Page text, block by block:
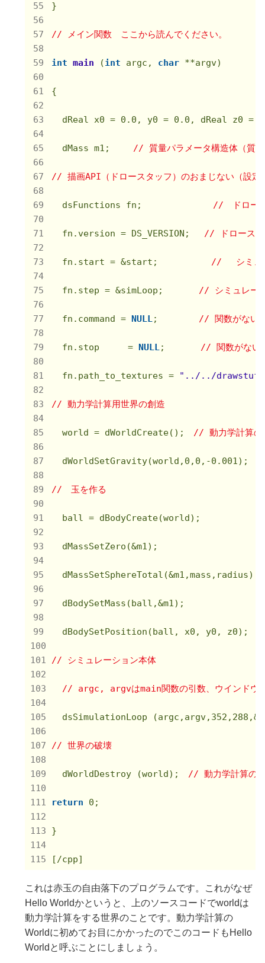
}
// メイン関数　ここから読んでください。
int main (int argc, char **argv)
{
dReal x0 = 0.0 , y0 = 0.0 , dReal z0 =
dMass m1; // 質量パラメータ構造体（質量
// 描画API（ドロースタッフ）のおまじない（設定
dsFunctions fn; //　ドロー
fn.version = DS_VERSION; // ドロースタ
fn.start = &start; // 　シミュ
fn.step = &simLoop; // シミュレー
fn.command = NULL; // 関数がない
fn.stop 　　 = NULL; // 関数がない
fn.path_to_textures = "../../
// 動力学計算用世界の創造
world = dWorldCreate(); // 動力学計算の
dWorldSetGravity(world, 0 , 0 , -0.001);
//　玉を作る
ball = dBodyCreate(world);
dBodySetPosition(ball, x0, y0,
// シミュレーション本体
// argc, argvはmain関数の引数、ウインドウ
dsSimulationLoop (argc,argv, 352 , 288
// 世界の破壊
dWorldDestroy (world); // 動力学計算の
return 0 ;
}
[/cpp]
これは赤玉の自由落下のプログラムです。これがなぜ
Hello Worldかというと、上のソースコードでworldは
動力学計算をする世界のことです。動力学計算の
Worldに初めてお目にかかったのでこのコードもHello
Worldと呼ぶことにしましょう。